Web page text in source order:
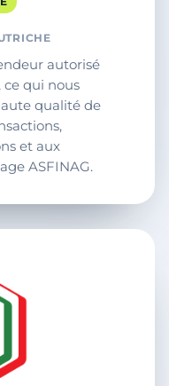
autorisé
qui nous
qualité de
et aux
ASFINAG.